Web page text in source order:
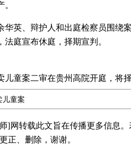
华英、辩护人和出庭检察员围绕
庭宣布休庭，择期宣判。
儿童案二审在贵州高院开庭，将
儿童案
]网转载此文旨在传播更多信息
正、删除，谢谢。